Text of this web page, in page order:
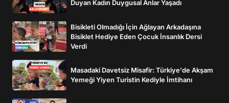
Duyan Kadın Duygusal Anlar Yaşadı
Bisikleti Olmadığı İçin Ağlayan Arkadaşına
Bisiklet Hediye Eden Çocuk İnsanlık Dersi
Verdi
Masadaki Davetsiz Misafir: Türkiye'de Akşam
Yemeği Yiyen Turistin Kediyle İmtihanı